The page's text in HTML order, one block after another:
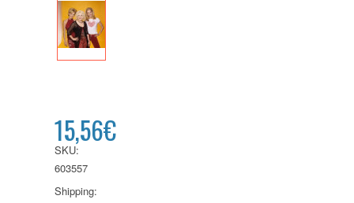
15,56€
SKU:
603557
Shipping: